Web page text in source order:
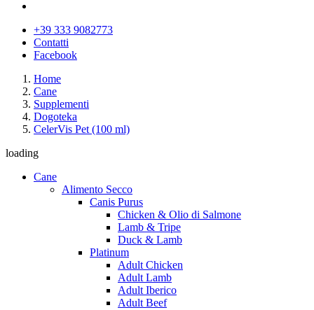
+39 333 9082773
Contatti
Facebook
Home
Cane
Supplementi
Dogoteka
CelerVis Pet (100 ml)
loading
Cane
Alimento Secco
Canis Purus
Chicken & Olio di Salmone
Lamb & Tripe
Duck & Lamb
Platinum
Adult Chicken
Adult Lamb
Adult Iberico
Adult Beef